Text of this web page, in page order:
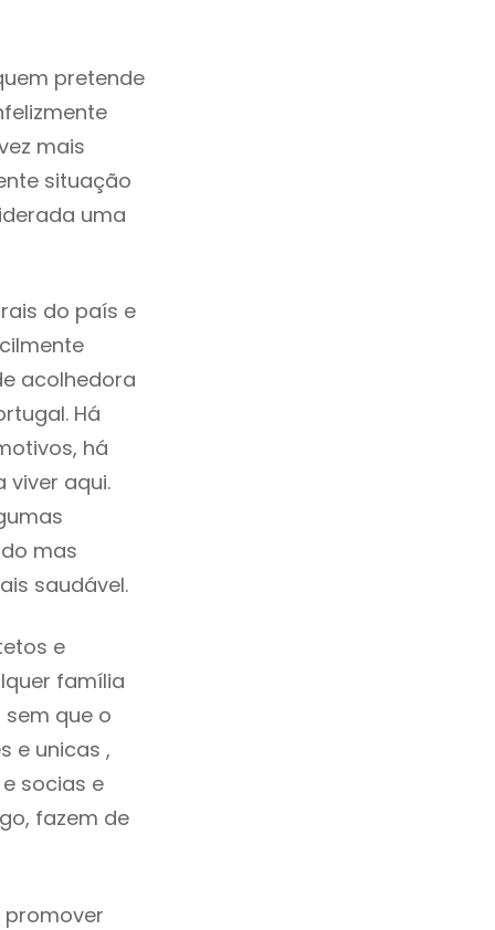
pretende
mais
situação
uma
do país e
acolhedora
Há
há
aqui.
mas
saudável.
e
família
que o
e unicas ,
socias e
fazem de
promover